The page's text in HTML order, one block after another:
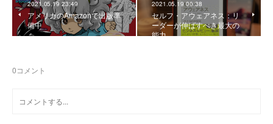
2021.05.19 23:49
アメリカのAmazonで出版準
備中
2021.05.19 00:38
セルフ・アウェアネス：リ
ーダーが伸ばすべき最大の
能力
0コメント